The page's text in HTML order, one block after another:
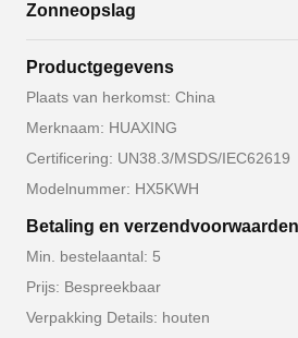
Zonneopslag
Productgegevens
Plaats van herkomst: China
Merknaam: HUAXING
Certificering: UN38.3/MSDS/IEC62619
Modelnummer: HX5KWH
Betaling en verzendvoorwaarden
Min. bestelaantal: 5
Prijs: Bespreekbaar
Verpakking Details: houten